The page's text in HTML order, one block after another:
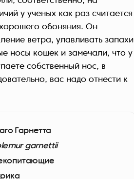
у ученых как раз считается
обоняния. Он
ветра, улавливать запахи
носы кошек и замечали, что у
собственный нос, в
вас надо отнести к
Гарнетта
garnettii